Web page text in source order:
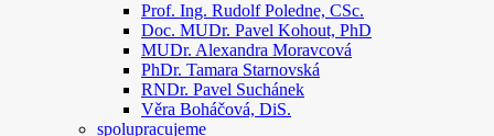
Prof. Ing. Rudolf Poledne, CSc.
Doc. MUDr. Pavel Kohout, PhD
MUDr. Alexandra Moravcová
PhDr. Tamara Starnovská
RNDr. Pavel Suchánek
Věra Boháčová, DiS.
spolupracujeme